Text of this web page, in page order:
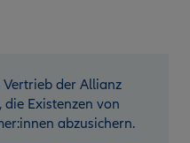
der Allianz
Existenzen von
abzusichern.